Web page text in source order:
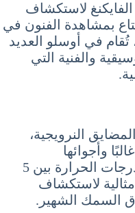
لاستكشاف
بمشاهدة الفنون في
في أوسلو العديد
والفنية التي
النرويجية،
وأجوائها
الرومانسية. في أبريل، تتراوح درجات الحرارة بين 5
مثالية لاستكشاف
السمك الشهير.